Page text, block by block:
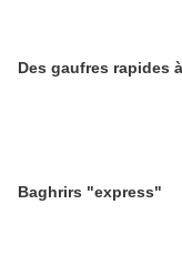
Des gaufres rapides
Baghrirs "express"